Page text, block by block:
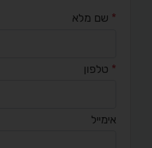
* שם מלא
* טלפון
אימייל